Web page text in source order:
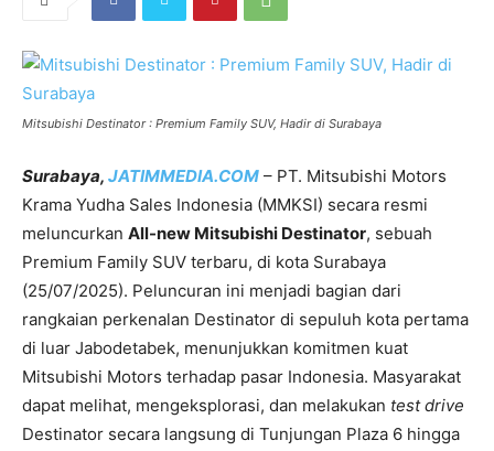
Mitsubishi Destinator : Premium Family SUV, Hadir di Surabaya
Surabaya, JATIMMEDIA.COM – PT. Mitsubishi Motors
Krama Yudha Sales Indonesia (MMKSI) secara resmi
meluncurkan All-new Mitsubishi Destinator, sebuah
Premium Family SUV terbaru, di kota Surabaya
(25/07/2025). Peluncuran ini menjadi bagian dari
rangkaian perkenalan Destinator di sepuluh kota pertama
di luar Jabodetabek, menunjukkan komitmen kuat
Mitsubishi Motors terhadap pasar Indonesia. Masyarakat
dapat melihat, mengeksplorasi, dan melakukan test drive
Destinator secara langsung di Tunjungan Plaza 6 hingga